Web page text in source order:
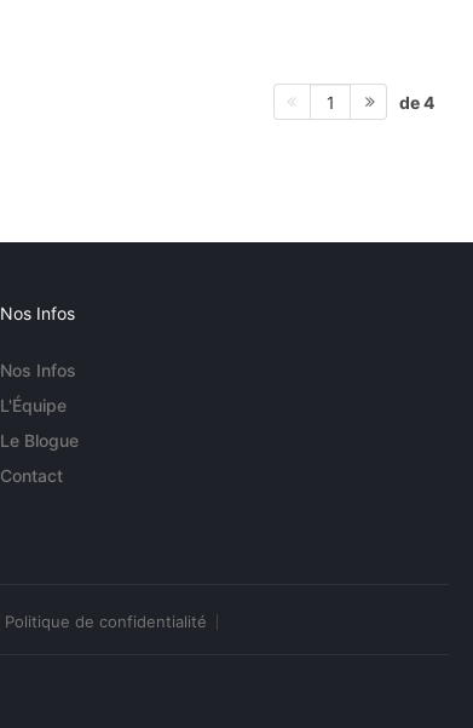
1 de 4
Nos Infos
Nos Infos
L'Équipe
Le Blogue
Contact
Politique de confidentialité